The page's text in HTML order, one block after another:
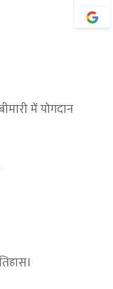
में योगदान